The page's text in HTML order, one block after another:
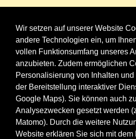
Wir setzen auf unserer Website
andere Technologien ein, um
vollen Funktionsumfang unseres
anzubieten. Zudem ermöglichen
Personalisierung von Inhalten und
der Bereitstellung interaktiver
Google Maps). Sie können auch zu
Analysezwecken gesetzt werden
Matomo). Durch die weitere
Website erklären Sie sich mit dem